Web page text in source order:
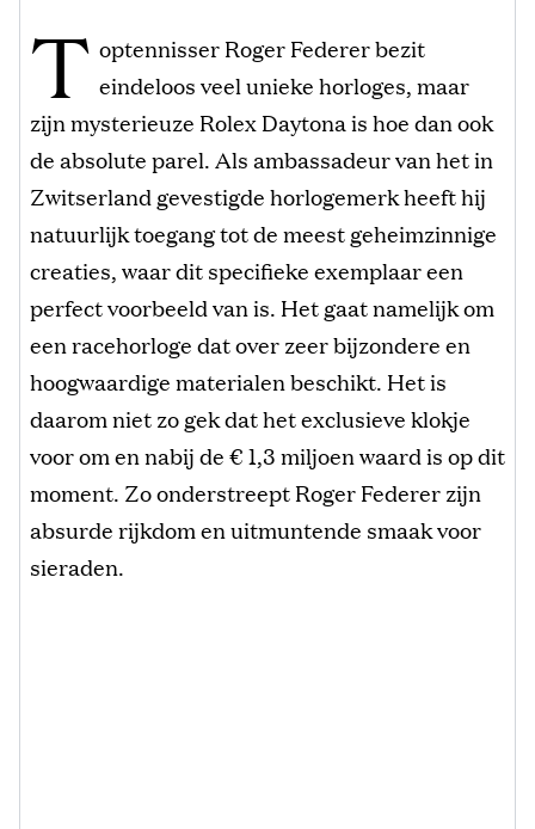
T optennisser Roger Federer bezit
eindeloos veel unieke horloges, maar
zijn mysterieuze Rolex Daytona is hoe dan ook
de absolute parel. Als ambassadeur van het in
Zwitserland gevestigde horlogemerk heeft hij
natuurlijk toegang tot de meest geheimzinnige
creaties, waar dit specifieke exemplaar een
perfect voorbeeld van is. Het gaat namelijk om
een racehorloge dat over zeer bijzondere en
hoogwaardige materialen beschikt. Het is
daarom niet zo gek dat het exclusieve klokje
voor om en nabij de € 1,3 miljoen waard is op dit
moment. Zo onderstreept Roger Federer zijn
absurde rijkdom en uitmuntende smaak voor
sieraden.